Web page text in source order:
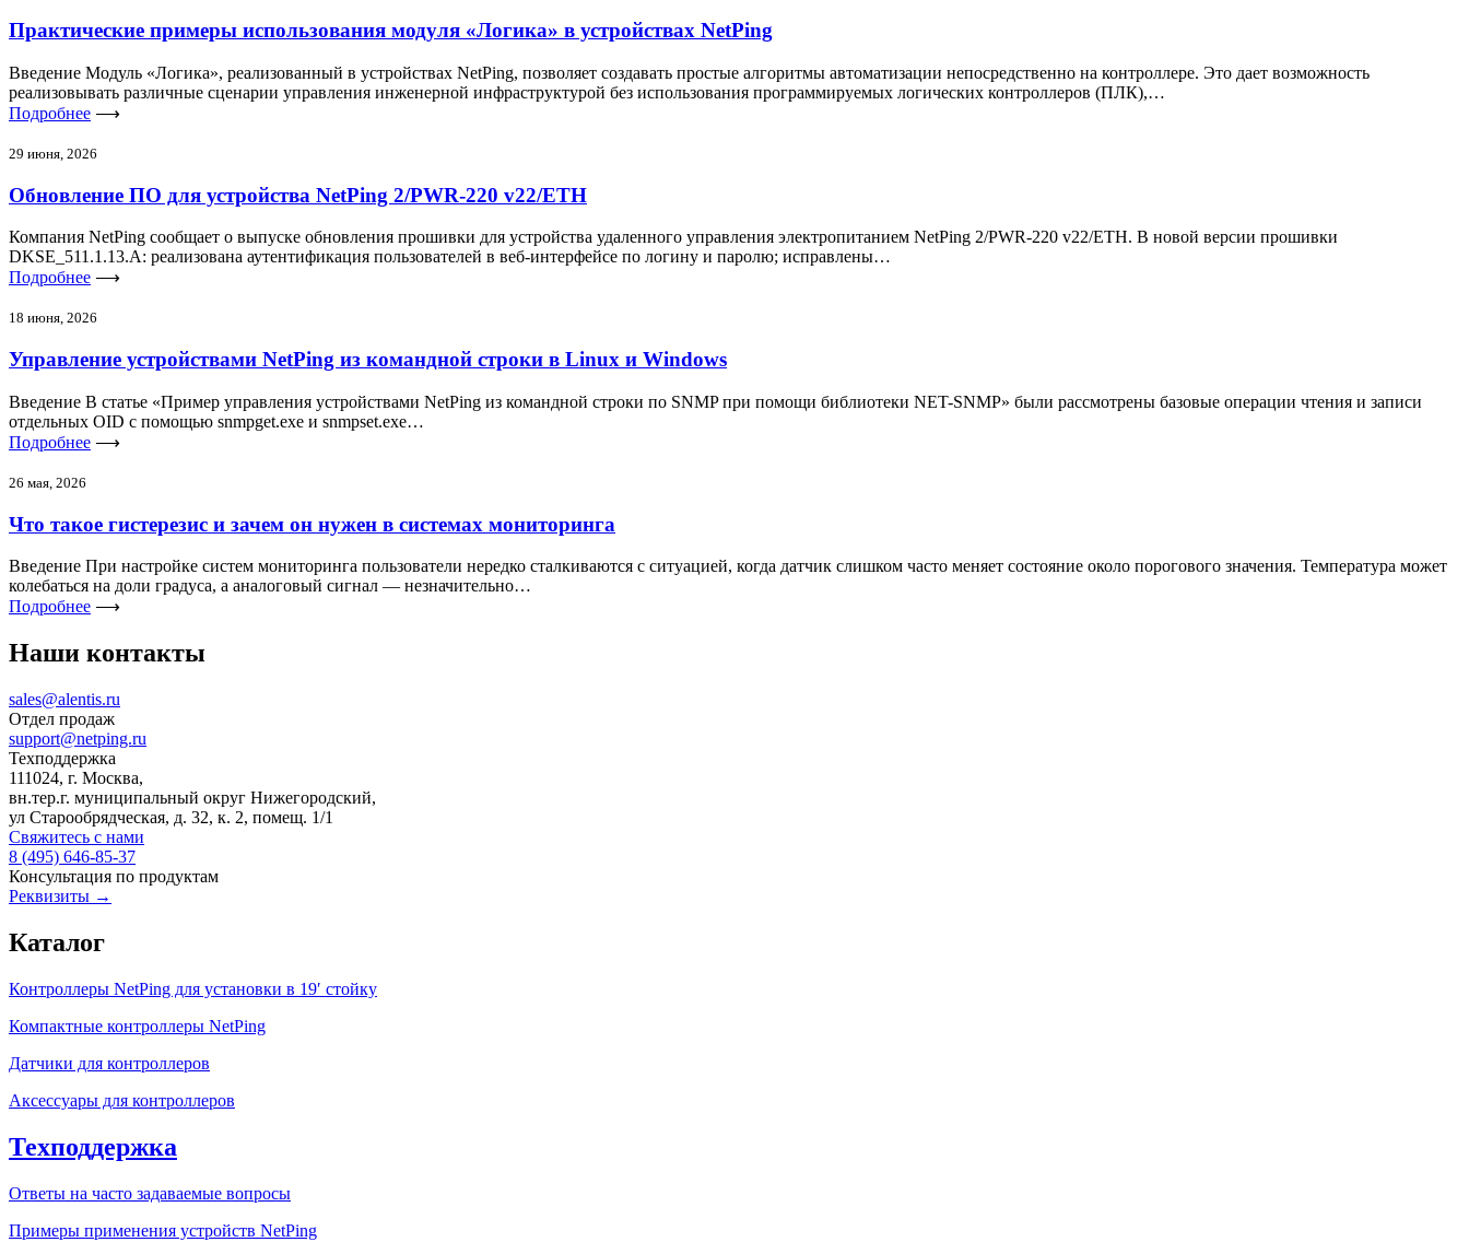
Практические примеры использования модуля «Логика» в устройствах NetPing
Введение Модуль «Логика», реализованный в устройствах NetPing, позволяет создавать простые алгоритмы автоматизации непосредственно на контроллере. Это дает возможность
реализовывать различные сценарии управления инженерной инфраструктурой без использования программируемых логических контроллеров (ПЛК),…
Подробнее ⟶
29 июня, 2026
Обновление ПО для устройства NetPing 2/PWR-220 v22/ETH
Компания NetPing сообщает о выпуске обновления прошивки для устройства удаленного управления электропитанием NetPing 2/PWR-220 v22/ETH. В новой версии прошивки
DKSE_511.1.13.A: реализована аутентификация пользователей в веб-интерфейсе по логину и паролю; исправлены…
Подробнее ⟶
18 июня, 2026
Управление устройствами NetPing из командной строки в Linux и Windows
Введение В статье «Пример управления устройствами NetPing из командной строки по SNMP при помощи библиотеки NET-SNMP»⁠ были рассмотрены базовые операции чтения и записи
отдельных OID с помощью snmpget.exe и snmpset.exe…
Подробнее ⟶
26 мая, 2026
Что такое гистерезис и зачем он нужен в системах мониторинга
Введение При настройке систем мониторинга пользователи нередко сталкиваются с ситуацией, когда датчик слишком часто меняет состояние около порогового значения. Температура может
колебаться на доли градуса, а аналоговый сигнал — незначительно…
Подробнее ⟶
Наши контакты
sales@alentis.ru
Отдел продаж
support@netping.ru
Техподдержка
111024, г. Москва,
вн.тер.г. муниципальный округ Нижегородский,
ул Старообрядческая, д. 32, к. 2, помещ. 1/1
Свяжитесь с нами
8 (495) 646-85-37
Консультация по продуктам
Реквизиты →
Каталог
Контроллеры NetPing для установки в 19′ стойку
Компактные контроллеры NetPing
Датчики для контроллеров
Аксессуары для контроллеров
Техподдержка
Ответы на часто задаваемые вопросы
Примеры применения устройств NetPing